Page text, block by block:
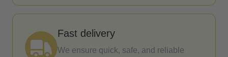
Fast delivery
We ensure quick, safe, and reliable